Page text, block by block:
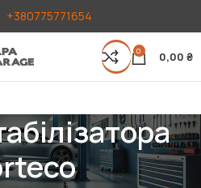
+380775771654
0 0,00 ₴